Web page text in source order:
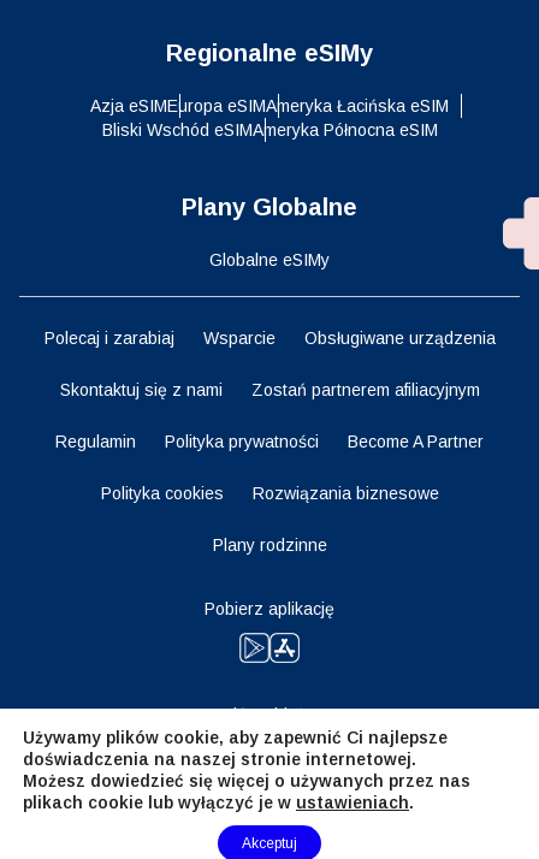
Regionalne eSIMy
Azja eSIMEuropa eSIMAmeryka Łacińska eSIM
Bliski Wschód eSIMAmeryka Północna eSIM
Plany Globalne
Globalne eSIMy
Polecaj i zarabiaj Wsparcie Obsługiwane urządzenia
Skontaktuj się z nami Zostań partnerem afiliacyjnym
Regulamin Polityka prywatności Become A Partner
Polityka cookies Rozwiązania biznesowe
Plany rodzinne
Pobierz aplikację
Bądź na bieżąco
Używamy plików cookie, aby zapewnić Ci najlepsze
doświadczenia na naszej stronie internetowej.
Możesz dowiedzieć się więcej o używanych przez nas
plikach cookie lub wyłączyć je w ustawieniach.
Akceptuj